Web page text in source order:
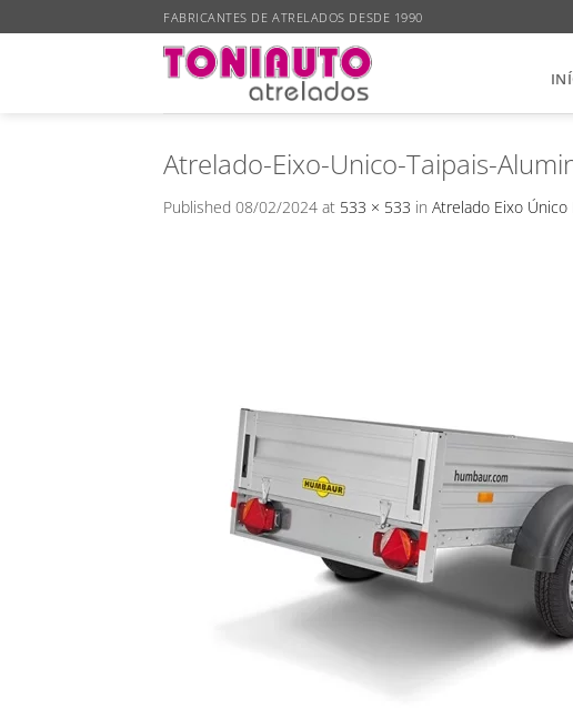
to
FABRICANTES DE ATRELADOS DESDE 1990
Atrelado-Eixo-Unico-Taipais-
Published 08/02/2024 at 533 × 533 in Atrelado Eixo